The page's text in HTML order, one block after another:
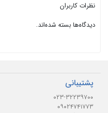
نظرات کاربران
دیدگاه‌ها بسته شده‌اند.
پشتیبانی
۰۲۳-۳۲۲۳۹۷۰۰
۰۹۰۲۴۷۴۱۷۷۳